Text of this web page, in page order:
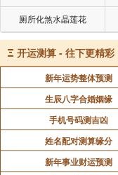
厕所化煞水晶莲花
Ξ 开运测算 - 往下更精彩
新年运势整体预测
生辰八字合婚姻缘
手机号码测吉凶
姓名配对测算缘分
新年事业财运预测